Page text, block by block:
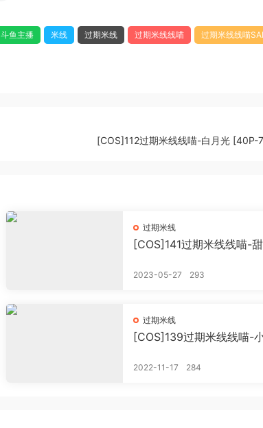
斗鱼主播 米线 过期米线 过期米线线喵
过期米线线喵
[COS]112过期米线线喵-白月光 [40P-
过期米线
[COS]141过期米线线喵-
2023-05-27 293
过期米线
[COS]139过期米线线喵-
2022-11-17 284